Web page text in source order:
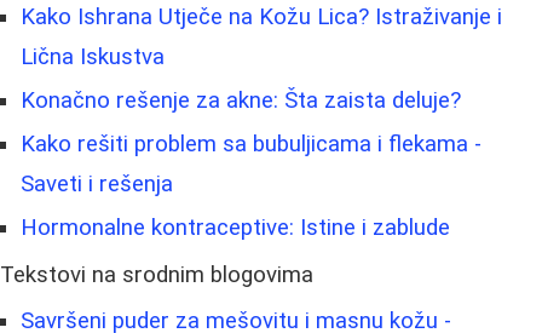
Kako Ishrana Utječe na Kožu Lica? Istraživanje i
Lična Iskustva
Konačno rešenje za akne: Šta zaista deluje?
Kako rešiti problem sa bubuljicama i flekama -
Saveti i rešenja
Hormonalne kontraceptive: Istine i zablude
Tekstovi na srodnim blogovima
Savršeni puder za mešovitu i masnu kožu -